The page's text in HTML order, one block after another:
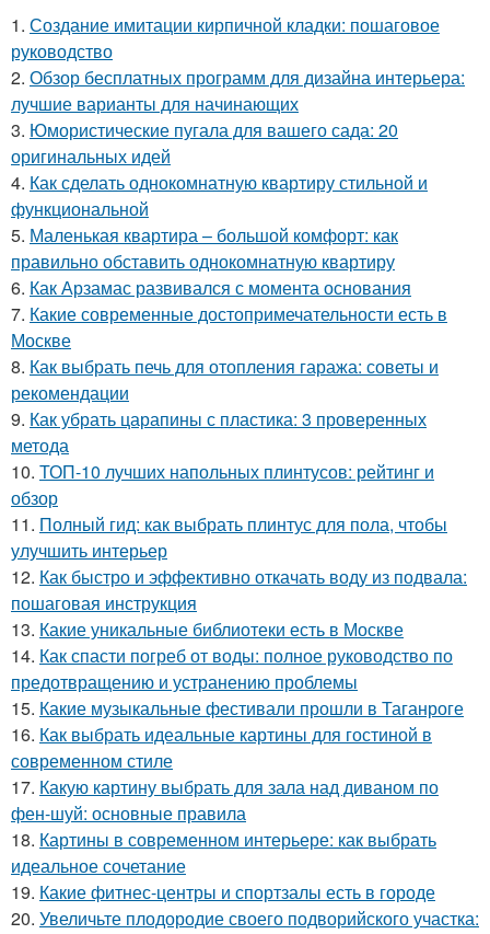
1. Создание имитации кирпичной кладки: пошаговое
руководство
2. Обзор бесплатных программ для дизайна интерьера:
лучшие варианты для начинающих
3. Юмористические пугала для вашего сада: 20
оригинальных идей
4. Как сделать однокомнатную квартиру стильной и
функциональной
5. Маленькая квартира – большой комфорт: как
правильно обставить однокомнатную квартиру
6. Как Арзамас развивался с момента основания
7. Какие современные достопримечательности есть в
Москве
8. Как выбрать печь для отопления гаража: советы и
рекомендации
9. Как убрать царапины с пластика: 3 проверенных
метода
10. ТОП-10 лучших напольных плинтусов: рейтинг и
обзор
11. Полный гид: как выбрать плинтус для пола, чтобы
улучшить интерьер
12. Как быстро и эффективно откачать воду из подвала:
пошаговая инструкция
13. Какие уникальные библиотеки есть в Москве
14. Как спасти погреб от воды: полное руководство по
предотвращению и устранению проблемы
15. Какие музыкальные фестивали прошли в Таганроге
16. Как выбрать идеальные картины для гостиной в
современном стиле
17. Какую картину выбрать для зала над диваном по
фен-шуй: основные правила
18. Картины в современном интерьере: как выбрать
идеальное сочетание
19. Какие фитнес-центры и спортзалы есть в городе
20. Увеличьте плодородие своего подворийского участка: